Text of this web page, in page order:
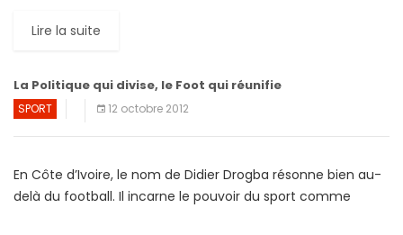
Lire la suite
La Politique qui divise, le Foot qui réunifie
SPORT 12 octobre 2012
En Côte d’Ivoire, le nom de Didier Drogba résonne bien au-
delà du football. Il incarne le pouvoir du sport comme